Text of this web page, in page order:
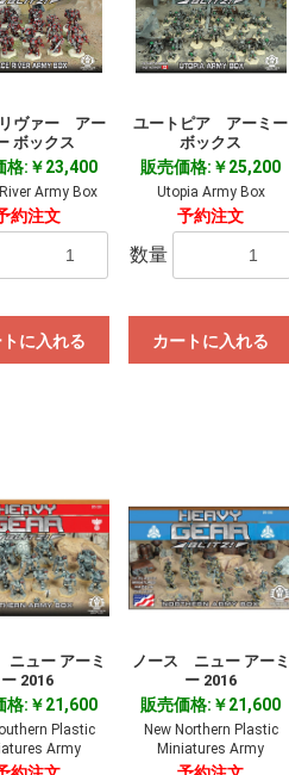
ヴァー アー
ボックス
格:￥23,400
Army Box
約注文
に入れる
ユートピア アーミー
ボックス
販売価格:￥25,200
Utopia Army Box
予約注文
数量
カートに入れる
ュー アーミ
ー 2016
格:￥21,600
Plastic
Army
ノース ニュー アーミ
ー 2016
販売価格:￥21,600
New Northern Plastic
Miniatures Army